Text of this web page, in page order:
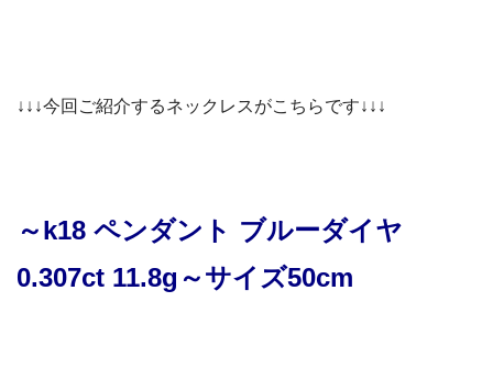
↓↓↓今回ご紹介するネックレスがこちらです↓↓↓
～k18 ペンダント ブルーダイヤ
0.307ct 11.8g～サイズ50cm